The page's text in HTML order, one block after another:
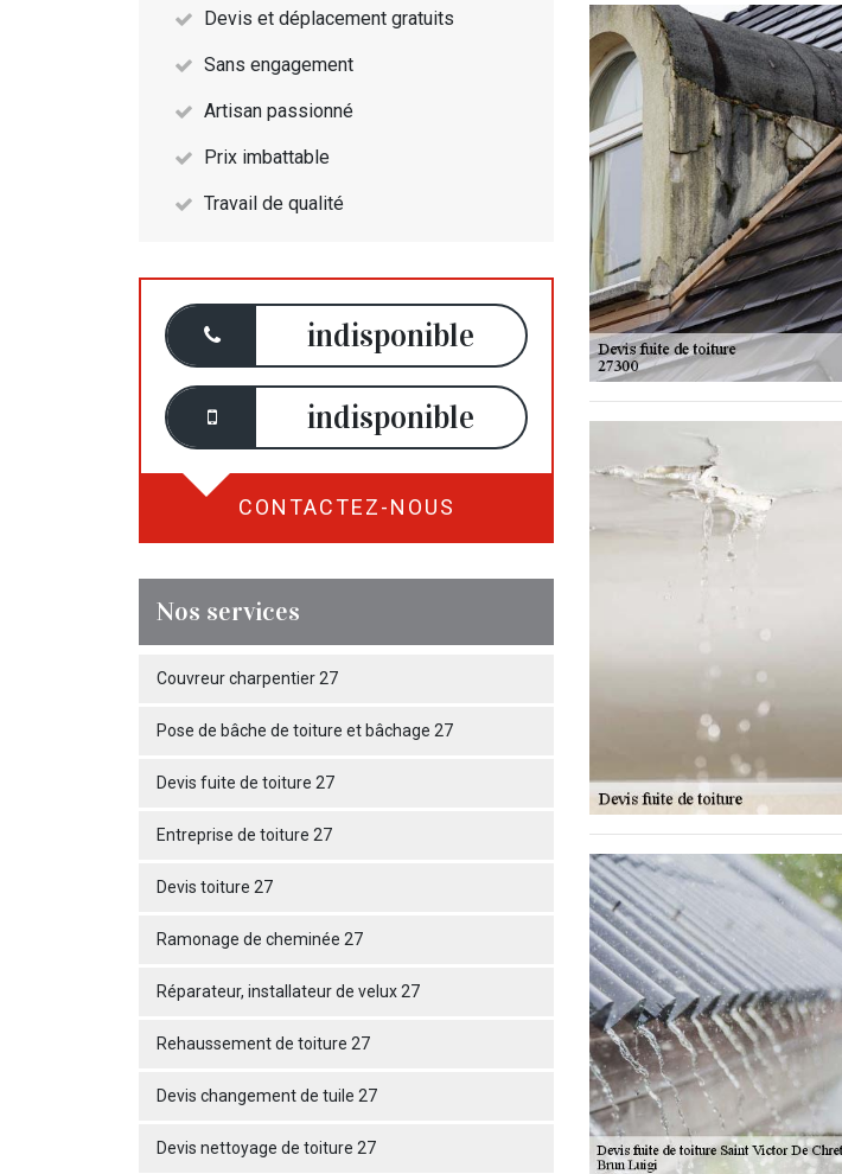
Devis et déplacement gratuits
Sans engagement
Artisan passionné
Prix imbattable
Travail de qualité
indisponible
indisponible
CONTACTEZ-NOUS
Nos services
Couvreur charpentier 27
Pose de bâche de toiture et bâchage 27
Devis fuite de toiture 27
Entreprise de toiture 27
Devis toiture 27
Ramonage de cheminée 27
Réparateur, installateur de velux 27
Rehaussement de toiture 27
Devis changement de tuile 27
Devis nettoyage de toiture 27